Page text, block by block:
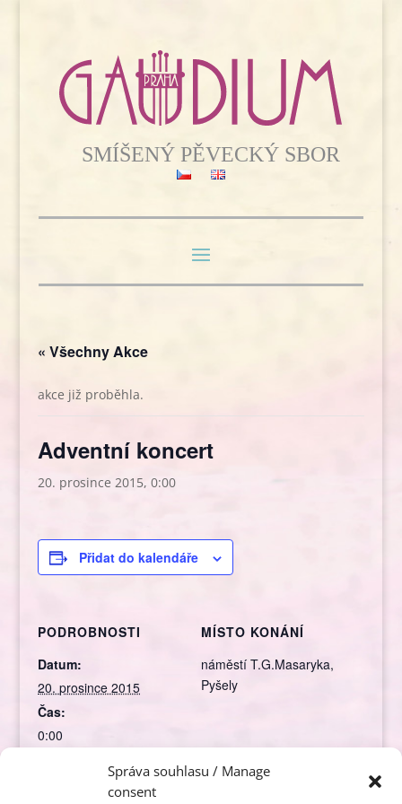
Správa souhlasu / Manage
consent
« Všechny Akce
akce již proběhla.
Adventní koncert
20. prosince 2015, 0:00
Přidat do kalendáře
PODROBNOSTI
Datum:
20. prosince 2015
Čas:
0:00
MÍSTO KONÁNÍ
náměstí T.G.Masaryka,
Pyšely